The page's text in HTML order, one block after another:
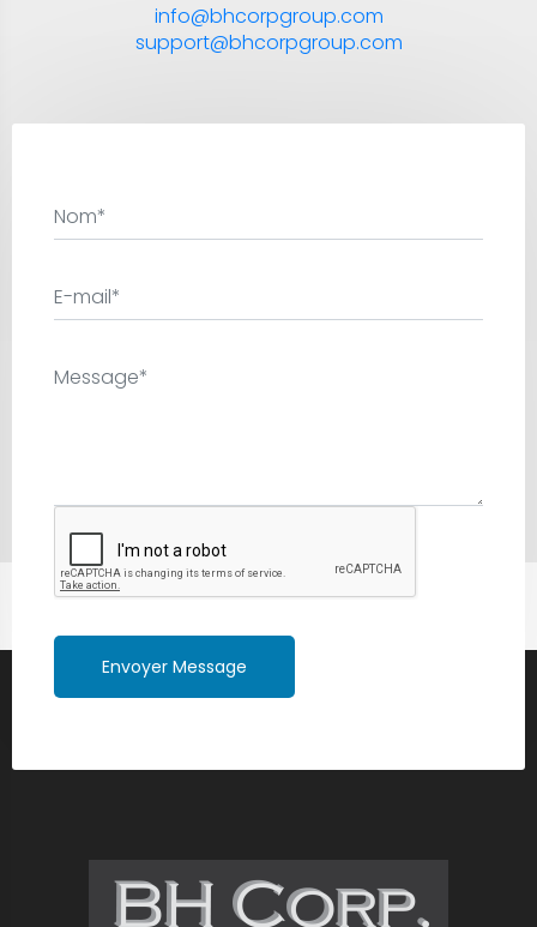
info@bhcorpgroup.com
support@bhcorpgroup.com